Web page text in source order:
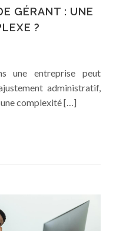
GÉRANT : UNE
?
une entreprise peut
administratif,
une complexité […]